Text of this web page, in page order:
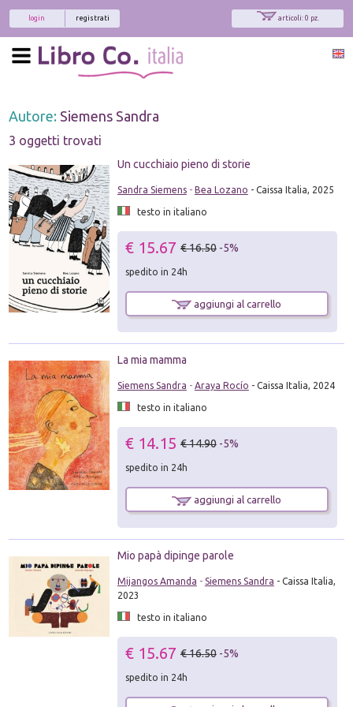
articoli: 0 pz.
registrati
login
Autore: Siemens Sandra
3 oggetti trovati
Un cucchiaio pieno di storie
Sandra Siemens- Bea Lozano - Caissa Italia, 2025
testo in italiano
€ 15.67 € 16.50 -5%
spedito in 24h
aggiungi al carrello
La mia mamma
Siemens Sandra - Araya Rocío - Caissa Italia, 2024
testo in italiano
€ 14.15 € 14.90 -5%
spedito in 24h
aggiungi al carrello
Mio papà dipinge parole
Mijangos Amanda - Siemens Sandra - Caissa Italia,
2023
testo in italiano
€ 15.67 € 16.50 -5%
spedito in 24h